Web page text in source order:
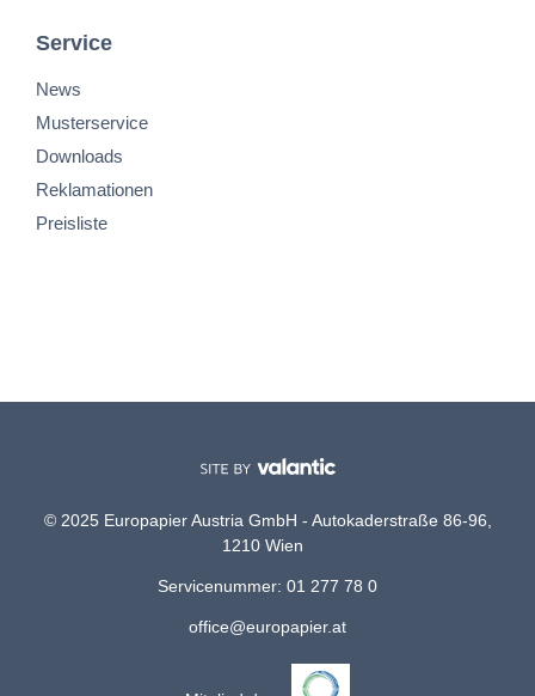
Service
News
Musterservice
Downloads
Reklamationen
Preisliste
© 2025 Europapier Austria GmbH - Autokaderstraße 86-96,
1210 Wien
Servicenummer: 01 277 78 0
office@europapier.at